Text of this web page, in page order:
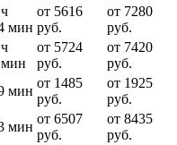
мин
от 5616
руб.
от 7280
руб.
от 5724
руб.
от 7420
руб.
мин
от 1485
руб.
от 1925
руб.
мин
от 6507
руб.
от 8435
руб.